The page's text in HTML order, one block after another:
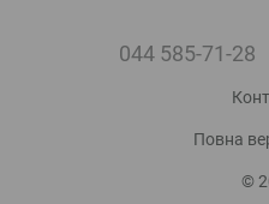
044 585-71-28
Повна
©